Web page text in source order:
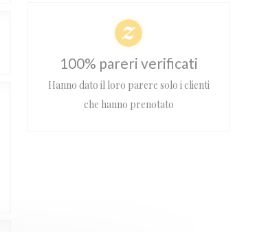
100% pareri verificati
Hanno dato il loro parere solo i clienti
che hanno prenotato